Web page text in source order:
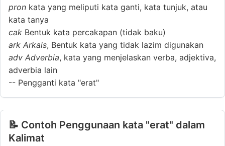
pron kata yang meliputi kata ganti, kata tunjuk, atau
kata tanya
cak Bentuk kata percakapan (tidak baku)
ark Arkais, Bentuk kata yang tidak lazim digunakan
adv Adverbia, kata yang menjelaskan verba, adjektiva,
adverbia lain
-- Pengganti kata "erat"
📝 Contoh Penggunaan kata "erat" dalam
Kalimat